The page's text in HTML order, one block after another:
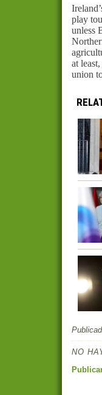
play
unless
at
union
NO